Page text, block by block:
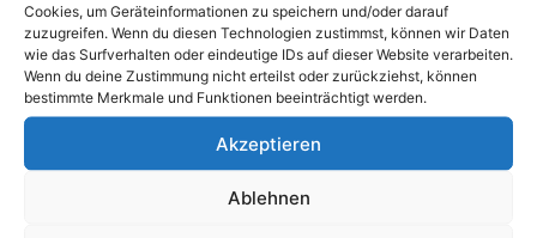
Cookies, um Geräteinformationen zu speichern und/oder darauf
zuzugreifen. Wenn du diesen Technologien zustimmst, können wir Daten
wie das Surfverhalten oder eindeutige IDs auf dieser Website verarbeiten.
Wenn du deine Zustimmung nicht erteilst oder zurückziehst, können
bestimmte Merkmale und Funktionen beeinträchtigt werden.
Akzeptieren
Ablehnen